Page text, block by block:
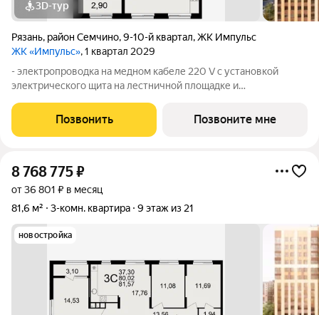
3D-тур
Рязань, район Семчино,9-10-й квартал,ЖК Импульс
ЖК «Импульс», 1 квартал 2029
- электропроводка на медном кабеле 220 V с установкой
электрического щита на лестничной площадке и
стен, кроме стен лоджий, откосов дверных и оконных
проемов, ниш прохождения стояков
Позвонить Позвоните мне
8 768 775₽
от 36 801 ₽ в месяц
81,6 м²
3-комн. квартира 9 этаж из 21
новостройка